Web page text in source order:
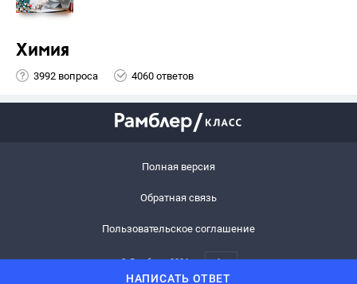
НАПИСАТЬ ОТВЕТ
Химия
3992 вопроса 4060 ответов
Полная версия
Обратная связь
Пользовательское соглашение
© Рамблер,2026 6+